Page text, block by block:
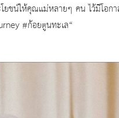
ให้คุณแม่หลายๆ คน ไว้มีโอกา
#ก้อยตูนทะเล“